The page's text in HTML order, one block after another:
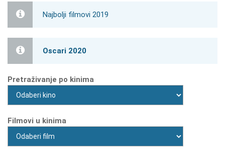
Najbolji filmovi 2019
Oscari 2020
Pretraživanje po kinima
Filmovi u kinima